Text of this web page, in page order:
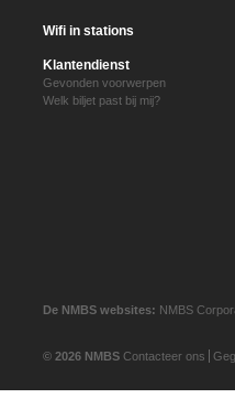
Wifi in stations
Klantendienst
Gevonden voorwerpen
Welk biljet past bij mij?
De NMBS websites: NMBS
© 2026 NMBS Contacteer ons